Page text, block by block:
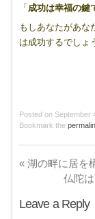
「成功は幸福の鍵
もしあなたがあな
は成功するでしょ
Posted on September
Bookmark the
«湖の畔に居を
仏陀
Leave a Reply